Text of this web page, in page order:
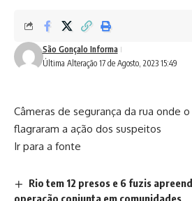
Última Alteração 17 de Agosto, 2023 15:49
São Gonçalo Informa
Câmeras de segurança da rua onde
flagraram a ação dos suspeitos
Ir para a fonte
Rio tem 12 presos e 6 fuzis
operação conjunta em comunidades